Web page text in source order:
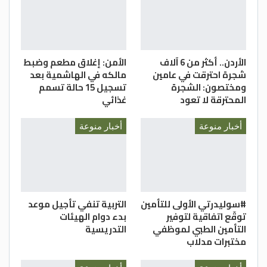
الأردن.. أكثر من 6 آلاف
شجرة احترقت في عامين
ومختصون: الشجرة
المحترقة لا تعود
الأمن: إغلاق مطعم وضبط
مالكه في الهاشمية بعد
تسجيل 15 حالة تسمم
غذائي
أخبار منوعة
#سوليدرتي الأولى للتأمين
توقّع اتفاقية لتوفير
التأمين الطبي لموظفي
مختبرات مدلاب
أخبار منوعة
التربية تنفي تأجيل موعد
بدء دوام الهيئات
التدريسية